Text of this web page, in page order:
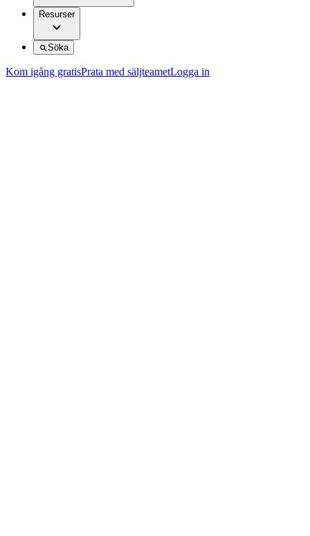
Resurser
Söka
Kom igång gratisPrata med säljteametLogga in